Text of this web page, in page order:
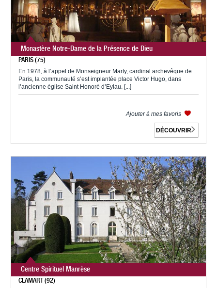
Monastère Notre-Dame de la Présence de Dieu
PARIS (75)
En 1978, à l’appel de Monseigneur Marty, cardinal archevêque de
Paris, la communauté s’est implantée place Victor Hugo, dans
l’ancienne église Saint Honoré d’Eylau. [...]
Ajouter à mes favoris
DÉCOUVRIR
Centre Spirituel Manrèse
CLAMART (92)